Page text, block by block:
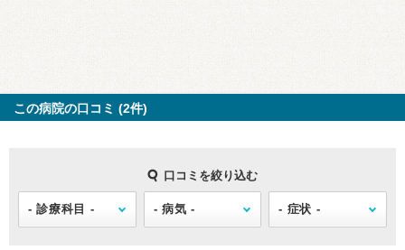
この病院の口コミ (2件)
口コミを絞り込む